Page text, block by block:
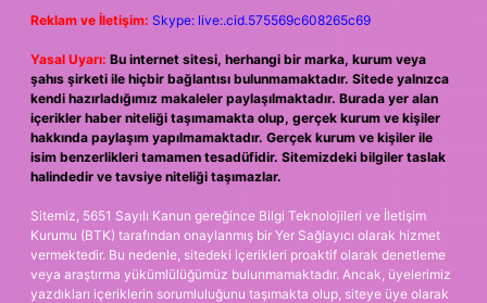
Reklam ve İletişim: Skype: live:.cid.575569c608265c69
Yasal Uyarı: Bu internet sitesi, herhangi bir marka, kurum veya
şahıs şirketi ile hiçbir bağlantısı bulunmamaktadır. Sitede yalnızca
kendi hazırladığımız makaleler paylaşılmaktadır. Burada yer alan
içerikler haber niteliği taşımamakta olup, gerçek kurum ve kişiler
hakkında paylaşım yapılmamaktadır. Gerçek kurum ve kişiler ile
isim benzerlikleri tamamen tesadüfidir. Sitemizdeki bilgiler taslak
halindedir ve tavsiye niteliği taşımazlar.
Sitemiz, 5651 Sayılı Kanun gereğince Bilgi Teknolojileri ve İletişim
Kurumu (BTK) tarafından onaylanmış bir Yer Sağlayıcı olarak hizmet
vermektedir. Bu nedenle, sitedeki içerikleri proaktif olarak denetleme
veya araştırma yükümlülüğümüz bulunmamaktadır. Ancak, üyelerimiz
yazdıkları içeriklerin sorumluluğunu taşımakta olup, siteye üye olarak